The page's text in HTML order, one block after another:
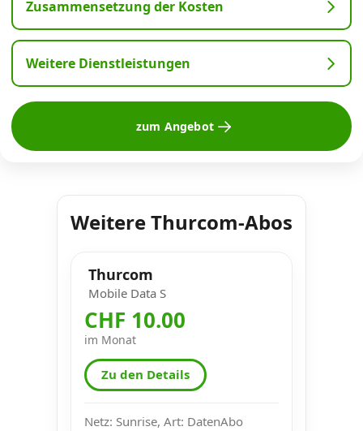
Zusammensetzung der Kosten
Weitere Dienstleistungen
zum Angebot
Weitere Thurcom-Abos
Thurcom
Mobile Data S
CHF 10.00
im Monat
Zu den Details
Netz: Sunrise, Art: DatenAbo